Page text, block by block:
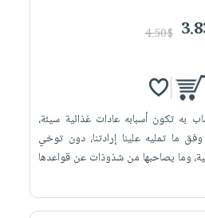
4.50$
به تكون أسبابه عادات غذائية سيئة،
ما تمليه علينا إرادتنا، دون توخي
وما يصاحبها من شذوذات عن قواعدها